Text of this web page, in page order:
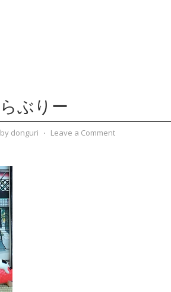
らぶりー
by donguri ⋅ Leave a Comment